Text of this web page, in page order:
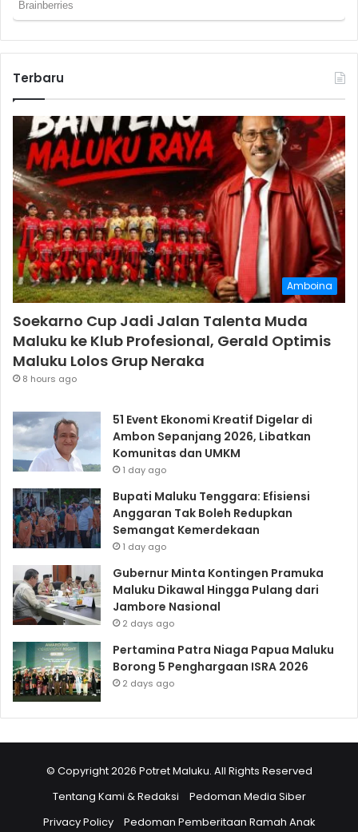
Terbaru
Amboina
Soekarno Cup Jadi Jalan Talenta Muda
Maluku ke Klub Profesional, Gerald Optimis
Maluku Lolos Grup Neraka
8 hours ago
51 Event Ekonomi Kreatif Digelar di
Ambon Sepanjang 2026, Libatkan
Komunitas dan UMKM
1 day ago
Bupati Maluku Tenggara: Efisiensi
Anggaran Tak Boleh Redupkan
Semangat Kemerdekaan
1 day ago
Gubernur Minta Kontingen Pramuka
Maluku Dikawal Hingga Pulang dari
Jambore Nasional
2 days ago
Pertamina Patra Niaga Papua Maluku
Borong 5 Penghargaan ISRA 2026
2 days ago
© Copyright 2026 Potret Maluku. All Rights Reserved
Tentang Kami & Redaksi
Pedoman Media Siber
Privacy Policy
Pedoman Pemberitaan Ramah Anak